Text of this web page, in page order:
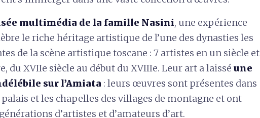
multimédia de la famille Nasini, une expérience
le riche héritage artistique de l’une des dynasties les
de la scène artistique toscane : 7 artistes en un siècle et
du XVIIe siècle au début du XVIIIe. Leur art a laissé une
sur l’Amiata : leurs œuvres sont présentes dans
palais et les chapelles des villages de montagne et ont
d’artistes et d’amateurs d’art.